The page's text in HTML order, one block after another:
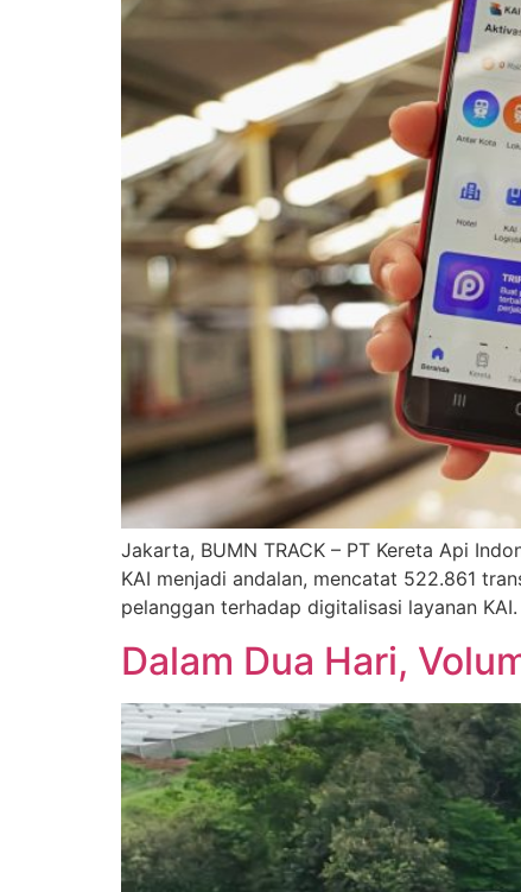
Jakarta, BUMN TRACK – PT Kereta Api
KAI menjadi andalan, mencatat 522.861
pelanggan terhadap digitalisasi layanan
Dalam Dua Hari,